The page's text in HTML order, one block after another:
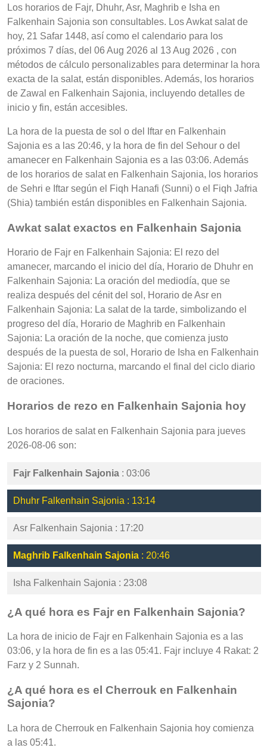
Los horarios de Fajr, Dhuhr, Asr, Maghrib e Isha en
Falkenhain Sajonia son consultables. Los Awkat salat de
hoy, 21 Safar 1448, así como el calendario para los
próximos 7 días, del 06 Aug 2026 al 13 Aug 2026 , con
métodos de cálculo personalizables para determinar la hora
exacta de la salat, están disponibles. Además, los horarios
de Zawal en Falkenhain Sajonia, incluyendo detalles de
inicio y fin, están accesibles.
La hora de la puesta de sol o del Iftar en Falkenhain
Sajonia es a las 20:46, y la hora de fin del Sehour o del
amanecer en Falkenhain Sajonia es a las 03:06. Además
de los horarios de salat en Falkenhain Sajonia, los horarios
de Sehri e Iftar según el Fiqh Hanafi (Sunni) o el Fiqh Jafria
(Shia) también están disponibles en Falkenhain Sajonia.
Awkat salat exactos en Falkenhain Sajonia
Horario de Fajr en Falkenhain Sajonia: El rezo del
amanecer, marcando el inicio del día, Horario de Dhuhr en
Falkenhain Sajonia: La oración del mediodía, que se
realiza después del cénit del sol, Horario de Asr en
Falkenhain Sajonia: La salat de la tarde, simbolizando el
progreso del día, Horario de Maghrib en Falkenhain
Sajonia: La oración de la noche, que comienza justo
después de la puesta de sol, Horario de Isha en Falkenhain
Sajonia: El rezo nocturna, marcando el final del ciclo diario
de oraciones.
Horarios de rezo en Falkenhain Sajonia hoy
Los horarios de salat en Falkenhain Sajonia para jueves
2026-08-06 son:
Fajr Falkenhain Sajonia : 03:06
Dhuhr Falkenhain Sajonia : 13:14
Asr Falkenhain Sajonia : 17:20
Maghrib Falkenhain Sajonia : 20:46
Isha Falkenhain Sajonia : 23:08
¿A qué hora es Fajr en Falkenhain Sajonia?
La hora de inicio de Fajr en Falkenhain Sajonia es a las
03:06, y la hora de fin es a las 05:41. Fajr incluye 4 Rakat: 2
Farz y 2 Sunnah.
¿A qué hora es el Cherrouk en Falkenhain
Sajonia?
La hora de Cherrouk en Falkenhain Sajonia hoy comienza
a las 05:41.